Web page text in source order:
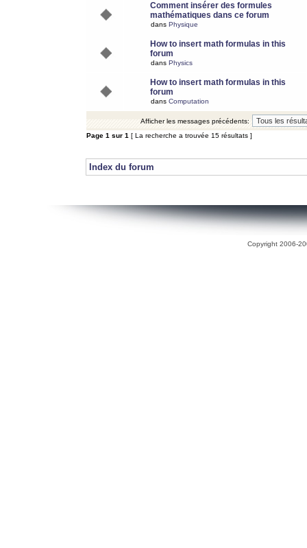
Comment insérer des formules
mathématiques dans ce forum
dans Physique
How to insert math formulas in this
forum
dans Physics
How to insert math formulas in this
forum
dans Computation
Afficher les messages précédents:
Page 1 sur 1 [ La recherche a trouvée 15 résultats ]
Index du forum
Copyright 2006-